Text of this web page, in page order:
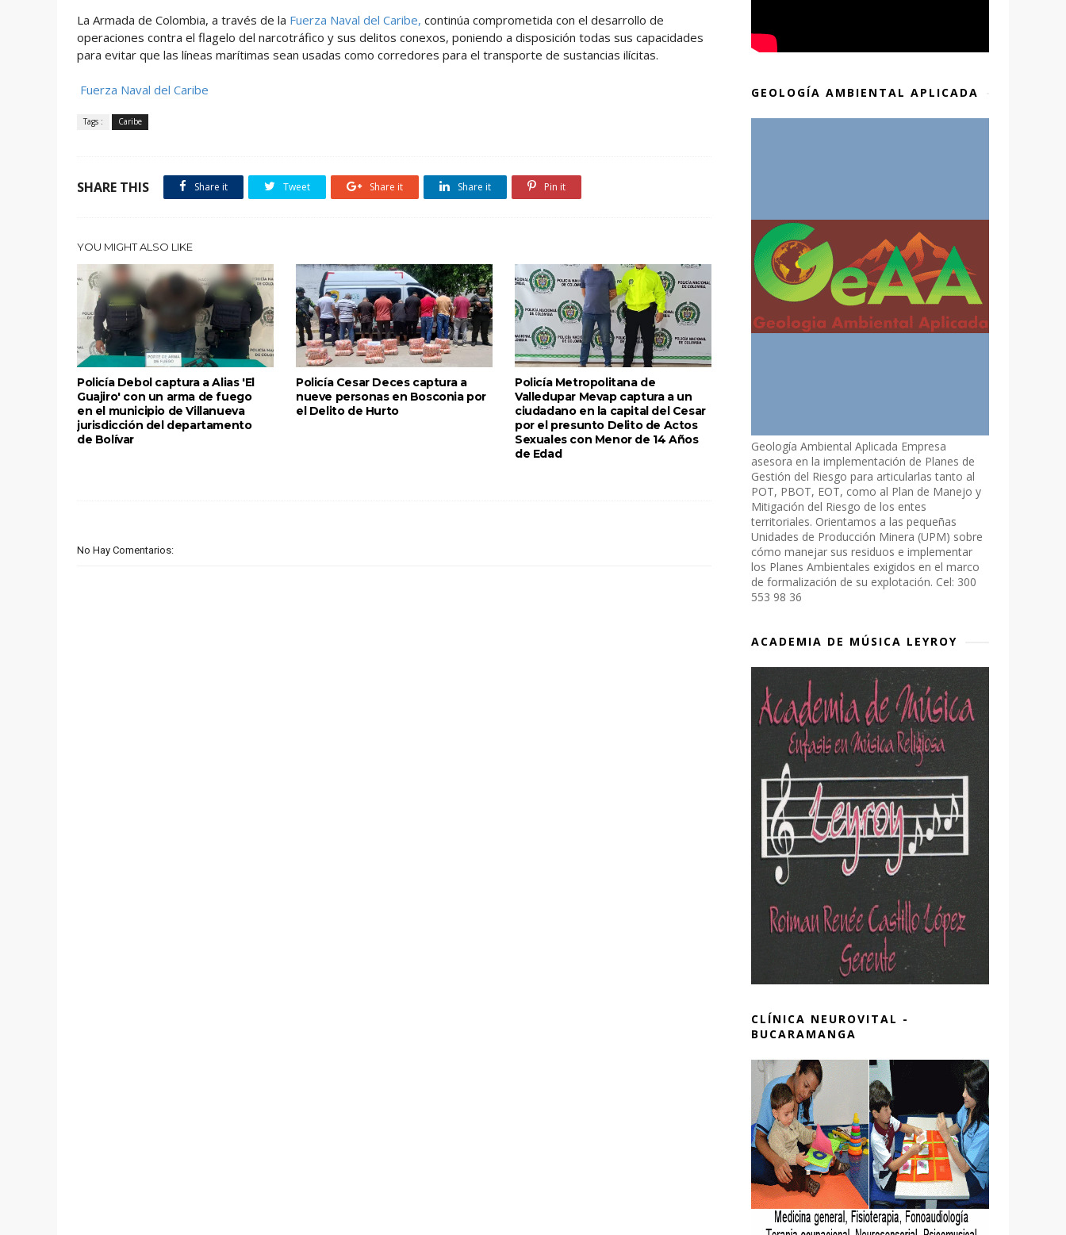
La Armada de Colombia, a través de la Fuerza Naval del Caribe, continúa comprometida con el desarrollo de
operaciones contra el flagelo del narcotráfico y sus delitos conexos, poniendo a disposición todas sus capacidades
para evitar que las líneas marítimas sean usadas como corredores para el transporte de sustancias ilícitas.
Fuerza Naval del Caribe
Tags : Caribe
SHARE THIS Share it Tweet Share it Share it Pin it
YOU MIGHT ALSO LIKE
Policía Debol captura a Alias 'El
Guajiro' con un arma de fuego
en el municipio de Villanueva
jurisdicción del departamento
de Bolívar
Policía Cesar Deces captura a
nueve personas en Bosconia por
el Delito de Hurto
Policía Metropolitana de
Valledupar Mevap captura a un
ciudadano en la capital del Cesar
por el presunto Delito de Actos
Sexuales con Menor de 14 Años
de Edad
No Hay Comentarios:
GEOLOGÍA AMBIENTAL APLICADA
Geología Ambiental Aplicada Empresa
asesora en la implementación de Planes de
Gestión del Riesgo para articularlas tanto al
POT, PBOT, EOT, como al Plan de Manejo y
Mitigación del Riesgo de los entes
territoriales. Orientamos a las pequeñas
Unidades de Producción Minera (UPM) sobre
cómo manejar sus residuos e implementar
los Planes Ambientales exigidos en el marco
de formalización de su explotación. Cel: 300
553 98 36
ACADEMIA DE MÚSICA LEYROY
CLÍNICA NEUROVITAL -
BUCARAMANGA